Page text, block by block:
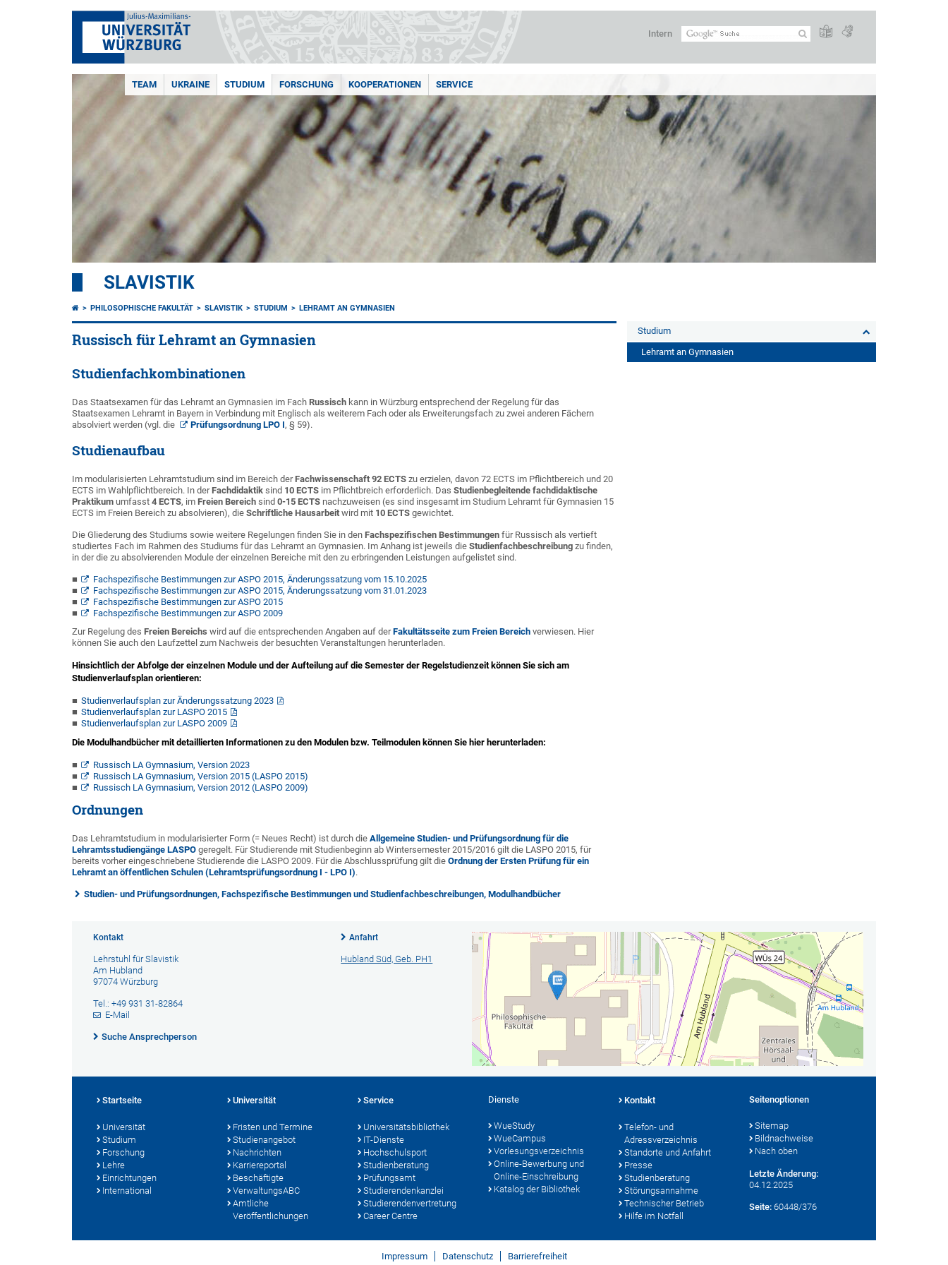
Intern
TEAM UKRAINE STUDIUM FORSCHUNG KOOPERATIONEN SERVICE
SLAVISTIK
PHILOSOPHISCHE FAKULTÄT SLAVISTIK STUDIUM LEHRAMT AN GYMNASIEN
Russisch für Lehramt an Gymnasien
Studienfachkombinationen
Das Staatsexamen für das Lehramt an Gymnasien im Fach Russisch kann in Würzburg entsprechend der Regelung für das
Staatsexamen Lehramt in Bayern in Verbindung mit Englisch als weiterem Fach oder als Erweiterungsfach zu zwei anderen Fächern
absolviert werden (vgl. die
Prüfungsordnung LPO I, § 59).
Studienaufbau
Im modularisierten Lehramtstudium sind im Bereich derFachwissenschaft 92 ECTS zu erzielen, davon 72 ECTS im Pflichtbereich und 20
ECTS im Wahlpflichtbereich. In derFachdidaktik sind 10 ECTS im Pflichtbreich erforderlich. Das Studienbegleitende fachdidaktische
Praktikum umfasst 4 ECTS, im Freien Bereich sind 0-15 ECTS nachzuweisen (es sind insgesamt im Studium Lehramt für Gymnasien 15
ECTS im Freien Bereich zu absolvieren), die Schriftliche Hausarbeit wird mit 10 ECTS gewichtet.
Die Gliederung des Studiums sowie weitere Regelungen finden Sie in den Fachspezifischen Bestimmungen für Russisch als vertieft
studiertes Fach im Rahmen des Studiums für das Lehramt an Gymnasien. Im Anhang ist jeweils die Studienfachbeschreibung zu finden,
in der die zu absolvierenden Module der einzelnen Bereiche mit den zu erbringenden Leistungen aufgelistet sind.
Fachspezifische Bestimmungen zur ASPO 2015, Änderungssatzung vom 15.10.2025
Fachspezifische Bestimmungen zur ASPO 2015, Änderungssatzung vom 31.01.2023
Fachspezifische Bestimmungen zur ASPO 2015
Fachspezifische Bestimmungen zur ASPO 2009
Zur Regelung des Freien Bereichs wird auf die entsprechenden Angaben auf derFakultätsseite zum Freien Bereich verwiesen. Hier
können Sie auch den Laufzettel zum Nachweis der besuchten Veranstaltungen herunterladen.
Hinsichtlich der Abfolge der einzelnen Module und der Aufteilung auf die Semester der Regelstudienzeit können Sie sich am
Studienverlaufsplan orientieren:
Studienverlaufsplan zur Änderungssatzung 2023
Studienverlaufsplan zur LASPO 2015
Studienverlaufsplan zur LASPO 2009
Die Modulhandbücher mit detaillierten Informationen zu den Modulen bzw. Teilmodulen können Sie hier herunterladen:
Russisch LA Gymnasium, Version 2023
Russisch LA Gymnasium, Version 2015 (LASPO 2015)
Russisch LA Gymnasium, Version 2012 (LASPO 2009)
Ordnungen
Das Lehramtstudium in modularisierter Form (= Neues Recht) ist durch die Allgemeine Studien- und Prüfungsordnung für die
Lehramtsstudiengänge LASPO geregelt. Für Studierende mit Studienbeginn ab Wintersemester 2015/2016 gilt die LASPO 2015, für
bereits vorher eingeschriebene Studierende die LASPO 2009. Für die Abschlussprüfung gilt die Ordnung der Ersten Prüfung für ein
Lehramt an öffentlichen Schulen (Lehramtsprüfungsordnung I - LPO I).
Studien- und Prüfungsordnungen, Fachspezifische Bestimmungen und Studienfachbeschreibungen, Modulhandbücher
Studium
Lehramt an Gymnasien
Kontakt
Lehrstuhl für Slavistik
Am Hubland
97074 Würzburg
Tel.: +49 931 31-82864
E-Mail
Suche Ansprechperson
Anfahrt
Hubland Süd, Geb. PH1
Startseite
Universität
Studium
Forschung
Lehre
Einrichtungen
International
Universität
Fristen und Termine
Studienangebot
Nachrichten
Karriereportal
Beschäftigte
VerwaltungsABC
Amtliche
Veröffentlichungen
Service
Universitätsbibliothek
IT-Dienste
Hochschulsport
Studienberatung
Prüfungsamt
Studierendenkanzlei
Studierendenvertretung
Career Centre
Dienste
WueStudy
WueCampus
Vorlesungsverzeichnis
Online-Bewerbung und
Online-Einschreibung
Katalog der Bibliothek
Kontakt
Telefon- und
Adressverzeichnis
Standorte und Anfahrt
Presse
Studienberatung
Störungsannahme
Technischer Betrieb
Hilfe im Notfall
Seitenoptionen
Sitemap
Bildnachweise
Nach oben
Letzte Änderung:
04.12.2025
Seite: 60448/376
Impressum Datenschutz Barrierefreiheit